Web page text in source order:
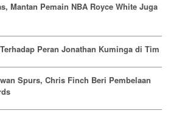
Mantan Pemain NBA Royce White Juga
Peran Jonathan Kuminga di Tim
Spurs, Chris Finch Beri Pembelaan